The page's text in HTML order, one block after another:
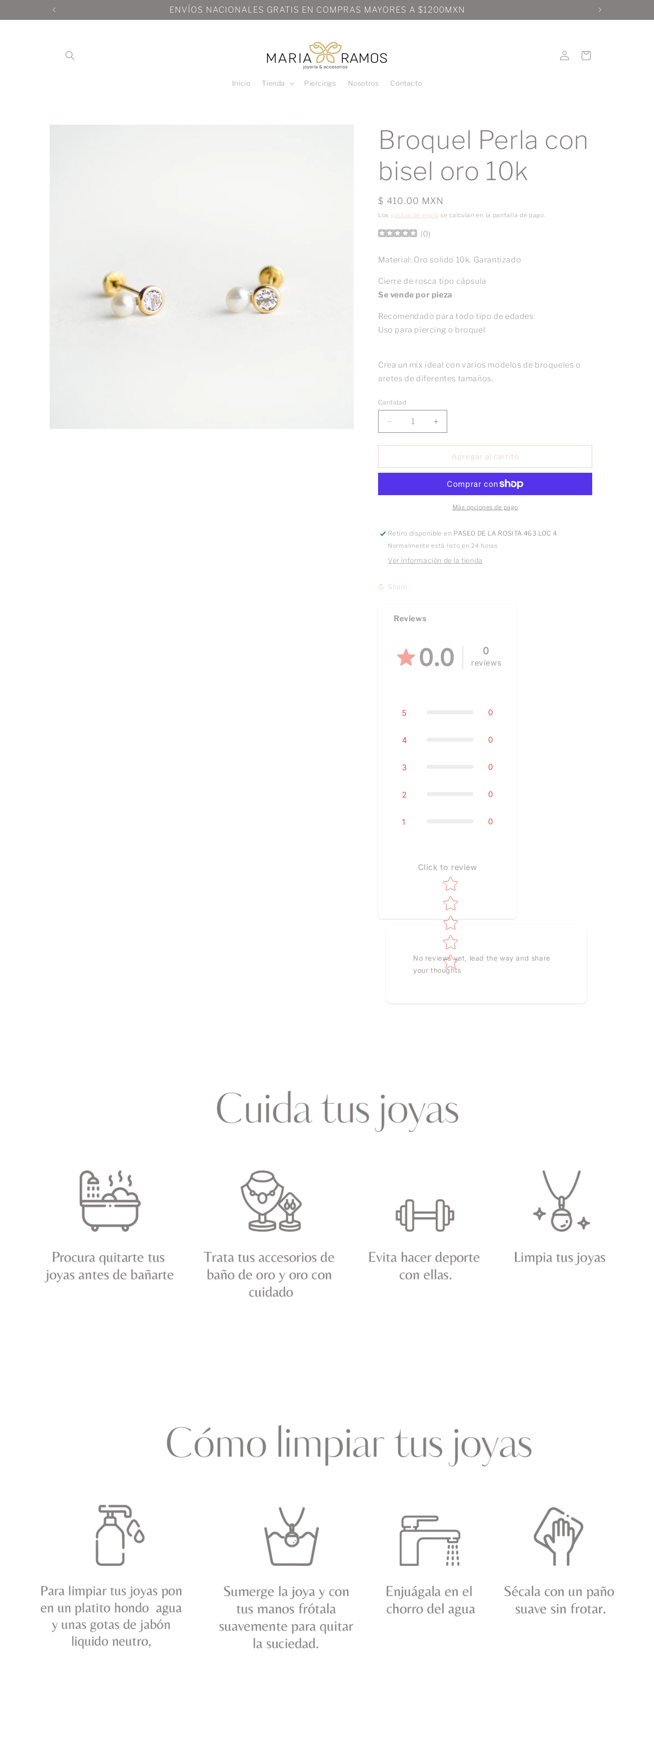
directamente
al contenido
Inicio Tienda Piercings Nosotros Contacto
Iniciar
sesión
Carrito
directamente
Broquel Perla con
bisel oro 10k
Precio
habitual
$ 410.00 MXN
Los gastos de envío se calculan en la pantalla de pago.
(0)
Material: Oro solido 10k. Garantizado
Cierre de rosca tipo cápsula
Se vende por pieza
Recomendado para todo tipo de edades
Uso para piercing o broquel
Crea un mix ideal con varios modelos de broqueles o
aretes de diferentes tamaños.
Cantidad
Reducir
cantidad
para
Perla
oro
Aumentar
cantidad
para
Broquel
Perla
bisel
oro
Agregar al carrito
Más opciones de pago
Retiro disponible en PASEO DE LA ROSITA 463 LOC 4
Normalmente está listo en 24 horas
Ver información de la tienda
Share
Reviews
0.0 0
reviews
5 0
4 0
3 0
2 0
1 0
Click to review
Star rating
No reviews yet, lead the way and share
your thoughts